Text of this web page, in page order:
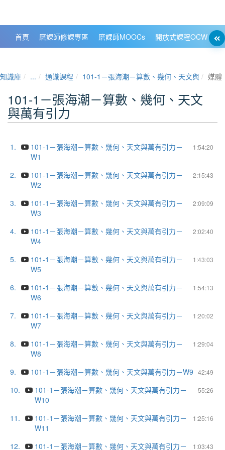
首頁 磨課師修課專區 磨課師MOOCs 開放式課程OCW
知識庫 ... 通識課程 101-1－張海潮－算數、幾何、天文與萬有引
媒體
101-1－張海潮－算數、幾何、天文
與萬有引力
1. 1:54:20
101-1－張海潮－算數、幾何、天文與萬有引力－
W1
2.
2:15:43
101-1－張海潮－算數、幾何、天文與萬有引力－
W2
3.
2:09:09
101-1－張海潮－算數、幾何、天文與萬有引力－
W3
4.
2:02:40
101-1－張海潮－算數、幾何、天文與萬有引力－
W4
5.
1:43:03
101-1－張海潮－算數、幾何、天文與萬有引力－
W5
6.
1:54:13
101-1－張海潮－算數、幾何、天文與萬有引力－
W6
7.
1:20:02
101-1－張海潮－算數、幾何、天文與萬有引力－
W7
8.
1:29:04
101-1－張海潮－算數、幾何、天文與萬有引力－
W8
9.
42:49
101-1－張海潮－算數、幾何、天文與萬有引力－W9
10.
55:26
101-1－張海潮－算數、幾何、天文與萬有引力－
W10
11.
1:25:16
101-1－張海潮－算數、幾何、天文與萬有引力－
W11
12.
1:03:43
101-1－張海潮－算數、幾何、天文與萬有引力－